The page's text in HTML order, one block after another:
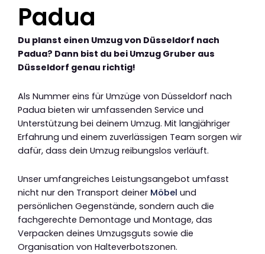
Padua
Du planst einen Umzug von Düsseldorf nach
Padua? Dann bist du bei Umzug Gruber aus
Düsseldorf genau richtig!
Als Nummer eins für Umzüge von Düsseldorf nach
Padua bieten wir umfassenden Service und
Unterstützung bei deinem Umzug. Mit langjähriger
Erfahrung und einem zuverlässigen Team sorgen wir
dafür, dass dein Umzug reibungslos verläuft.
Unser umfangreiches Leistungsangebot umfasst
nicht nur den Transport deiner Möbel und
persönlichen Gegenstände, sondern auch die
fachgerechte Demontage und Montage, das
Verpacken deines Umzugsguts sowie die
Organisation von Halteverbotszonen.